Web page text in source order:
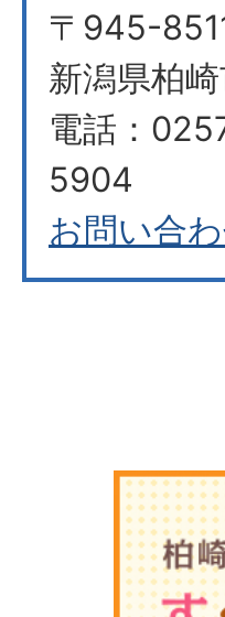
〒945-
新潟県柏
電話：
5904
お問い合